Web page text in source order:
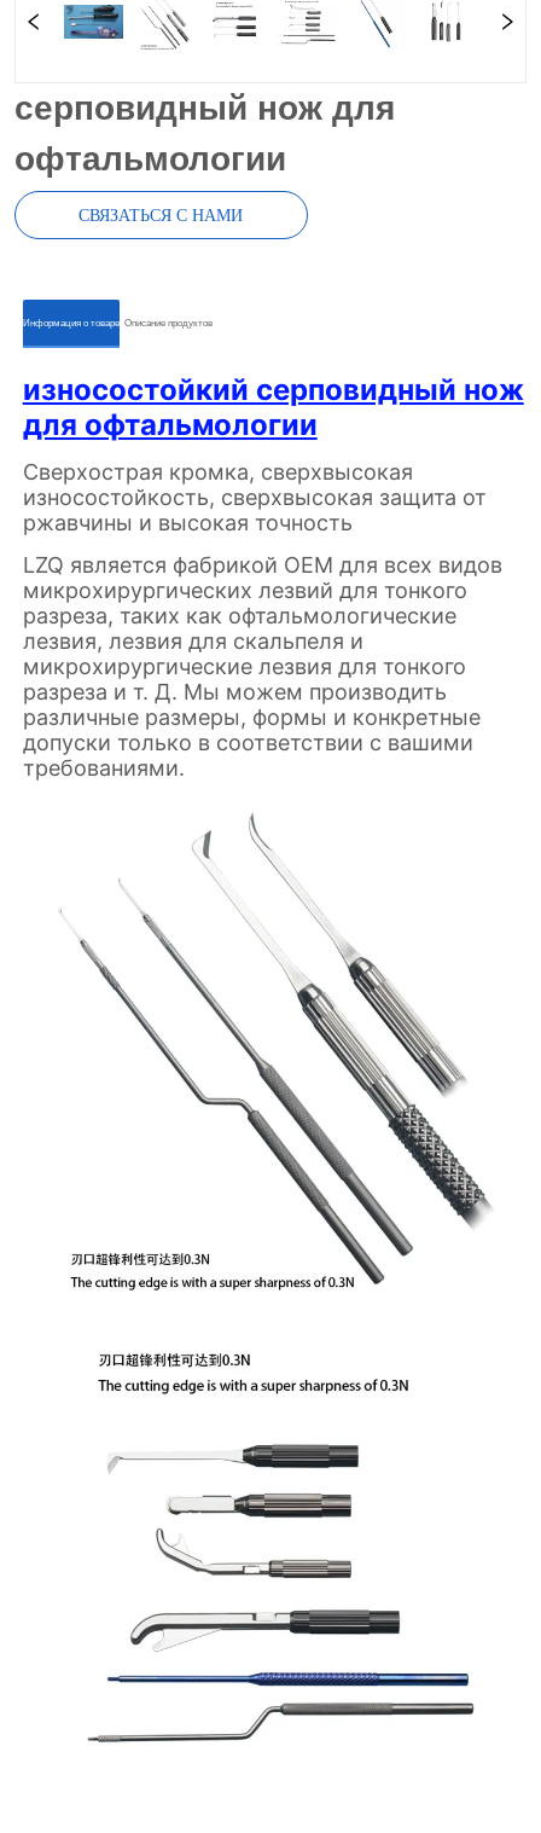
серповидный нож для
офтальмологии
СВЯЗАТЬСЯ С НАМИ
ㅤㅤИнформация о товареㅤㅤ ㅤㅤОписание продуктовㅤㅤ